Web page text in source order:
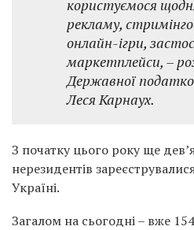
користуємося
рекламу,
онлайн-ігри,
маркетплейси, –
Державної
Леся Карнаух.
З початку цього року ще
нерезидентів
Україні.
Загалом на сьогодні – вже